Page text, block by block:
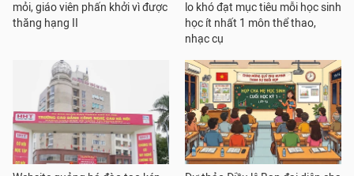
mỏi, giáo viên phấn khởi vì được
thăng hạng II
lo khó đạt mục tiêu mỗi học sinh
học ít nhất 1 môn thể thao,
nhạc cụ